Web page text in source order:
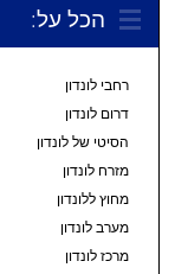
הכל על:
רחבי לונדון
דרום לונדון
הסיטי של לונדון
מזרח לונדון
מחוץ ללונדון
מערב לונדון
מרכז לונדון